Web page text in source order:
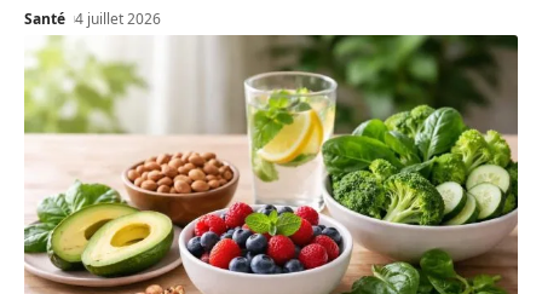
Santé 4 juillet 2026